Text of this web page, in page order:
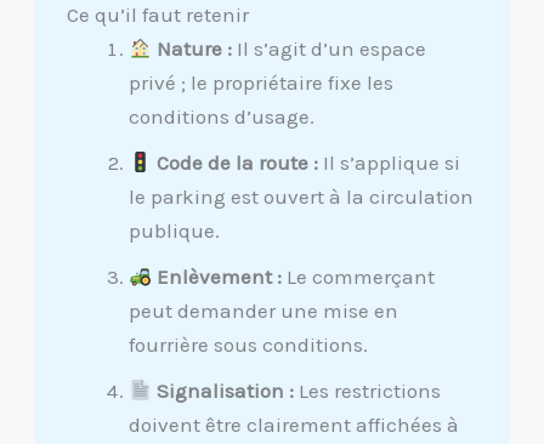
Ce qu’il faut retenir
Nature : Il s’agit d’un espace
privé ; le propriétaire fixe les
conditions d’usage.
Code de la route : Il s’applique si
le parking est ouvert à la circulation
publique.
Enlèvement : Le commerçant
peut demander une mise en
fourrière sous conditions.
Signalisation : Les restrictions
doivent être clairement affichées à